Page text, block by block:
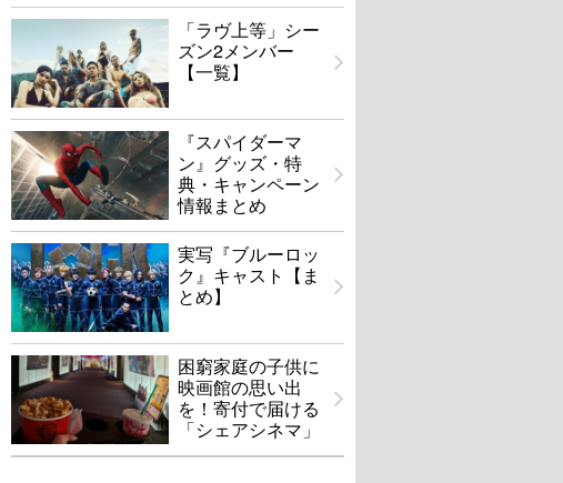
「ラヴ上等」シー
ズン2メンバー
【一覧】
『スパイダーマ
ン』グッズ・特
典・キャンペーン
情報まとめ
実写『ブルーロッ
ク』キャスト【ま
とめ】
困窮家庭の子供に
映画館の思い出
を！寄付で届ける
「シェアシネマ」